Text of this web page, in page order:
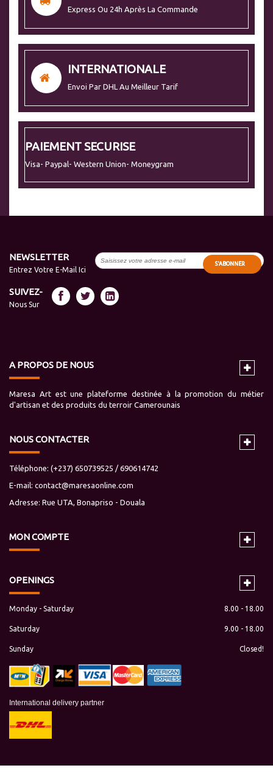
Express Ou 24h Après La Commande
INTERNATIONALE
Envoi Par DHL Au Meilleur Tarif
PAIEMENT SECURISE
Visa- Paypal- Western Union- Moneygram
NEWSLETTER
Entrez Votre E-Mail Ici
S'ABONNER
SUIVEZ-
Nous Sur
A PROPOS DE NOUS
Maresa Art est une plateforme destinée à la promotion du métier
d'artisan et des produits du terroir Camerounais
NOUS CONTACTER
Téléphone: (+237) 650739525 / 690614742
E-mail: contact@maresaonline.com
Adresse: Rue UTA, Bonapriso - Douala
MONCOMPTE
OPENINGS
Monday - Saturday 8.00 - 18.00
Saturday 9.00 - 18.00
Sunday Closed!
International delivery partner